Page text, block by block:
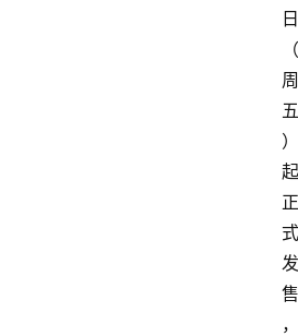
日
（
周
五
）
起
正
式
发
售
，